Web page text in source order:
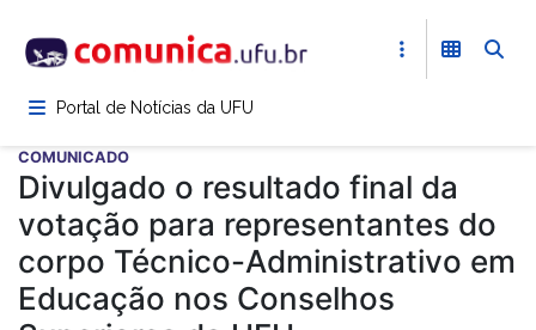
para
conteúdoPortal de Notícias da UFU
COMUNICADO
Divulgado o resultado final da
votação para representantes do
corpo Técnico-Administrativo em
Educação nos Conselhos